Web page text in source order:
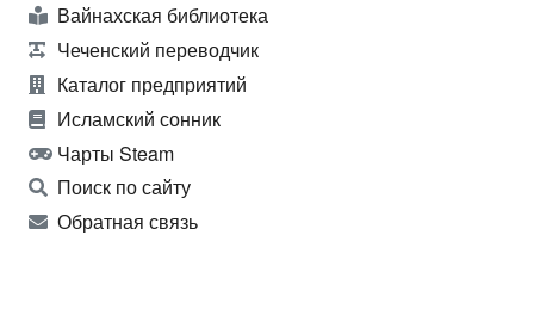
Вайнахская библиотека
Чеченский переводчик
Каталог предприятий
Исламский сонник
Чарты Steam
Поиск по сайту
Обратная связь